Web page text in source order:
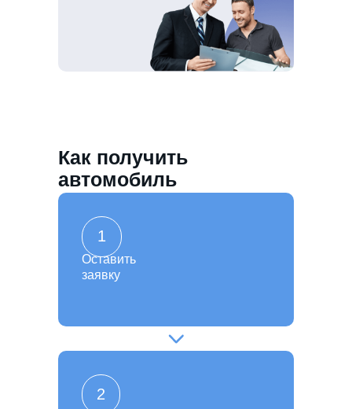
Как получить
автомобиль
2
Оставить
заявку
1